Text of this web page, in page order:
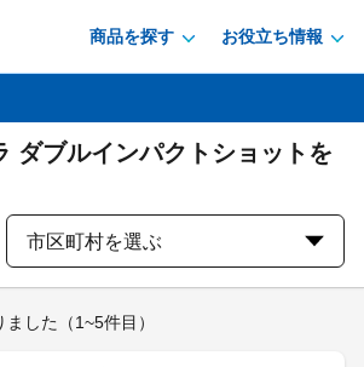
商品を探す お役立ち情報
ダブルインパクトショットを
市区町村を選ぶ
ました （1~5件目）